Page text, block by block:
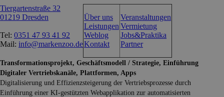
Tiergartenstraße 32
01219 Dresden
Tel: 0351 47 93 41 92
Mail: info@markenzoo.de
Über uns
Leistungen
Weblog
Kontakt
Veranstaltungen
Vermietung
Jobs&Praktika
Partner
Transformationsprojekt, Geschäftsmodell / Strategie, Einführung
Digitaler Vertriebskanäle, Plattformen, Apps
Digitalisierung und Effizienzsteigerung der Vertriebsprozesse durch
Einführung einer KI-gestützten Webapplikation zur automatisierten